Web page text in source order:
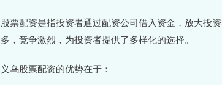
股票配资是指投资者通过配资公司借入资金，放大投
多，竞争激烈，为投资者提供了多样化的选择。
义乌股票配资的优势在于：